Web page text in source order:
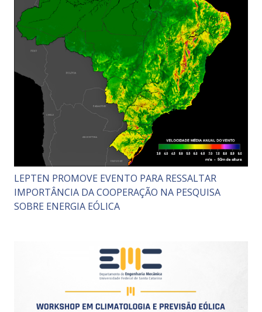
LEPTEN PROMOVE EVENTO PARA RESSALTAR
IMPORTÂNCIA DA COOPERAÇÃO NA PESQUISA
SOBRE ENERGIA EÓLICA